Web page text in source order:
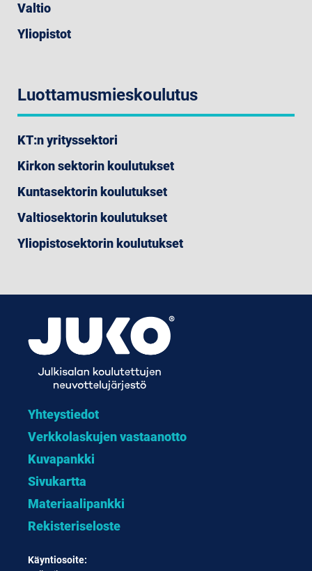
Valtio
Yliopistot
Luottamusmieskoulutus
KT:n yrityssektori
Kirkon sektorin koulutukset
Kuntasektorin koulutukset
Valtiosektorin koulutukset
Yliopistosektorin koulutukset
Yhteystiedot
Verkkolaskujen vastaanotto
Kuvapankki
Sivukartta
Materiaalipankki
Rekisteriseloste
Käyntiosoite: